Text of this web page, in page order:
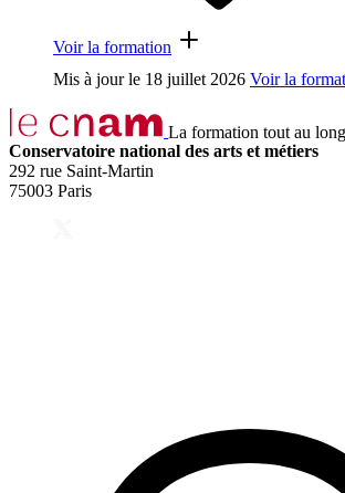
Voir la formation
Mis à jour le 18 juillet 2026 Voir la
La formation tout au
Conservatoire national des arts et métiers
292 rue Saint-Martin
75003 Paris